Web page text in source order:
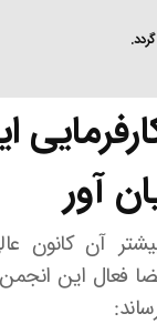
آور
آن کانون
۹۸ شرکت شوسه از